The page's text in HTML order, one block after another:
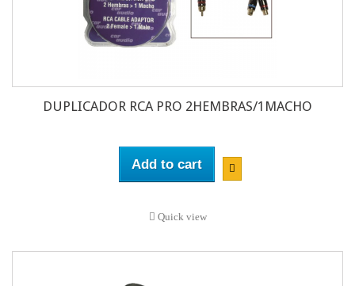
DUPLICADOR RCA PRO 2HEMBRAS/1MACHO
Add to cart
Quick view